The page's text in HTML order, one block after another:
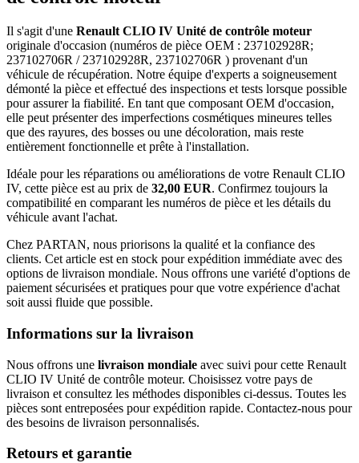
Il s'agit d'une Renault CLIO IV Unité de contrôle moteur
originale d'occasion (numéros de pièce OEM : 237102928R;
237102706R / 237102928R, 237102706R ) provenant d'un
véhicule de récupération. Notre équipe d'experts a soigneusement
démonté la pièce et effectué des inspections et tests lorsque possible
pour assurer la fiabilité. En tant que composant OEM d'occasion,
elle peut présenter des imperfections cosmétiques mineures telles
que des rayures, des bosses ou une décoloration, mais reste
entièrement fonctionnelle et prête à l'installation.
Idéale pour les réparations ou améliorations de votre Renault CLIO
IV, cette pièce est au prix de 32,00 EUR. Confirmez toujours la
compatibilité en comparant les numéros de pièce et les détails du
véhicule avant l'achat.
Chez PARTAN, nous priorisons la qualité et la confiance des
clients. Cet article est en stock pour expédition immédiate avec des
options de livraison mondiale. Nous offrons une variété d'options de
paiement sécurisées et pratiques pour que votre expérience d'achat
soit aussi fluide que possible.
Informations sur la livraison
Nous offrons une livraison mondiale avec suivi pour cette Renault
CLIO IV Unité de contrôle moteur. Choisissez votre pays de
livraison et consultez les méthodes disponibles ci-dessus. Toutes les
pièces sont entreposées pour expédition rapide. Contactez-nous pour
des besoins de livraison personnalisés.
Retours et garantie